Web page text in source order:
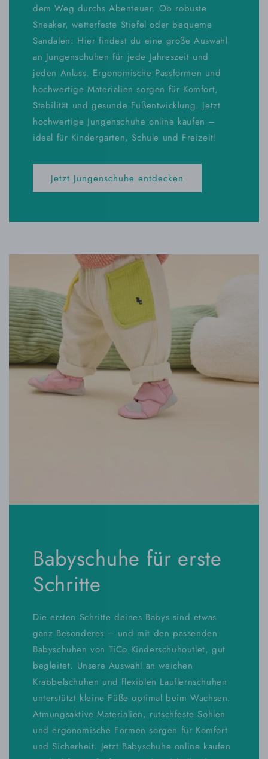
dem Weg durchs Abenteuer. Ob robuste
Sneaker, wetterfeste Stiefel oder bequeme
Sandalen: Hier findest du eine große Auswahl
an Jungenschuhen für jede Jahreszeit und
jeden Anlass. Ergonomische Passformen und
hochwertige Materialien sorgen für Komfort,
Stabilität und gesunde Fußentwicklung. Jetzt
hochwertige Jungenschuhe online kaufen –
ideal für Kindergarten, Schule und Freizeit!
Jetzt Jungenschuhe entdecken
Babyschuhe für erste
Schritte
Die ersten Schritte deines Babys sind etwas
ganz Besonderes – und mit den passenden
Babyschuhen von TiCo Kinderschuhoutlet, gut
begleitet. Unsere Auswahl an weichen
Krabbelschuhen und flexiblen Lauflernschuhen
unterstützt kleine Füße optimal beim Wachsen.
Atmungsaktive Materialien, rutschfeste Sohlen
und ergonomische Formen sorgen für Komfort
und Sicherheit. Jetzt Babyschuhe online kaufen